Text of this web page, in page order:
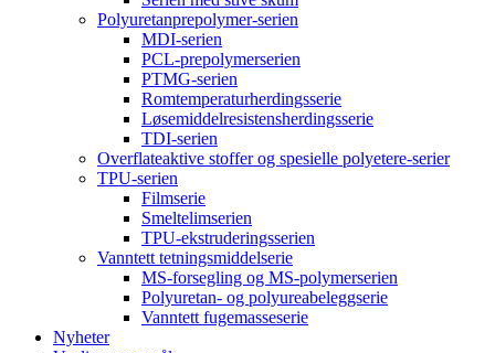
Polyuretanprepolymer-serien
MDI-serien
PCL-prepolymerserien
PTMG-serien
Romtemperaturherdingsserie
Løsemiddelresistensherdingsserie
TDI-serien
Overflateaktive stoffer og spesielle polyetere-serier
TPU-serien
Filmserie
Smeltelimserien
TPU-ekstruderingsserien
Vanntett tetningsmiddelserie
MS-forsegling og MS-polymerserien
Polyuretan- og polyureabeleggserie
Vanntett fugemasseserie
Nyheter